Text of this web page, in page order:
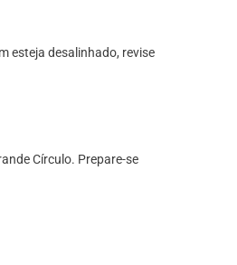
esteja desalinhado, revise
Círculo. Prepare-se